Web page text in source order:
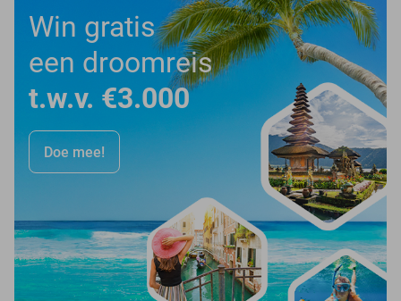
Win gratis
een droomreis
t.w.v. €3.000
Doe mee!